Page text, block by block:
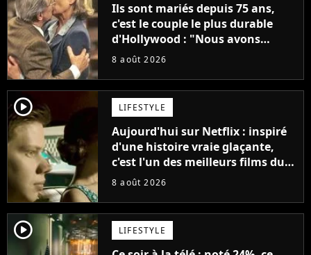
Ils sont mariés depuis 75 ans,
c'est le couple le plus durable
d'Hollywood : "Nous avons
avancé jour après jour, et les
décennies"
8 août 2026
player2 LIFESTYLE
Aujourd'hui sur Netflix : inspiré
d'une histoire vraie glaçante,
c'est l'un des meilleurs films du
21ème siècle
8 août 2026
player2 LIFESTYLE